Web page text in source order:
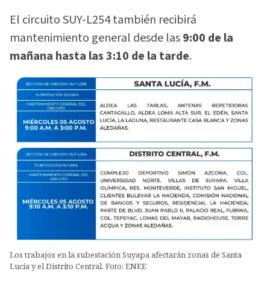
El circuito SUY-L254 también recibirá
mantenimiento general desde las9:00 de la
mañana hasta las 3:10 de la tarde.
Los trabajos en la subestación Suyapa afectarán zonas de Santa
Lucía y el Distrito Central. Foto: ENEE